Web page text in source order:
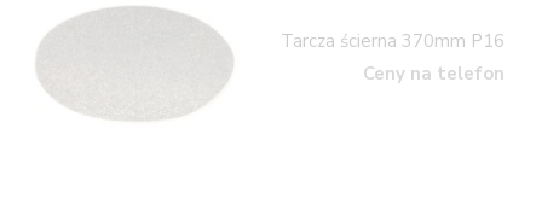
Tarcza ścierna 370mm P16
Ceny na telefon